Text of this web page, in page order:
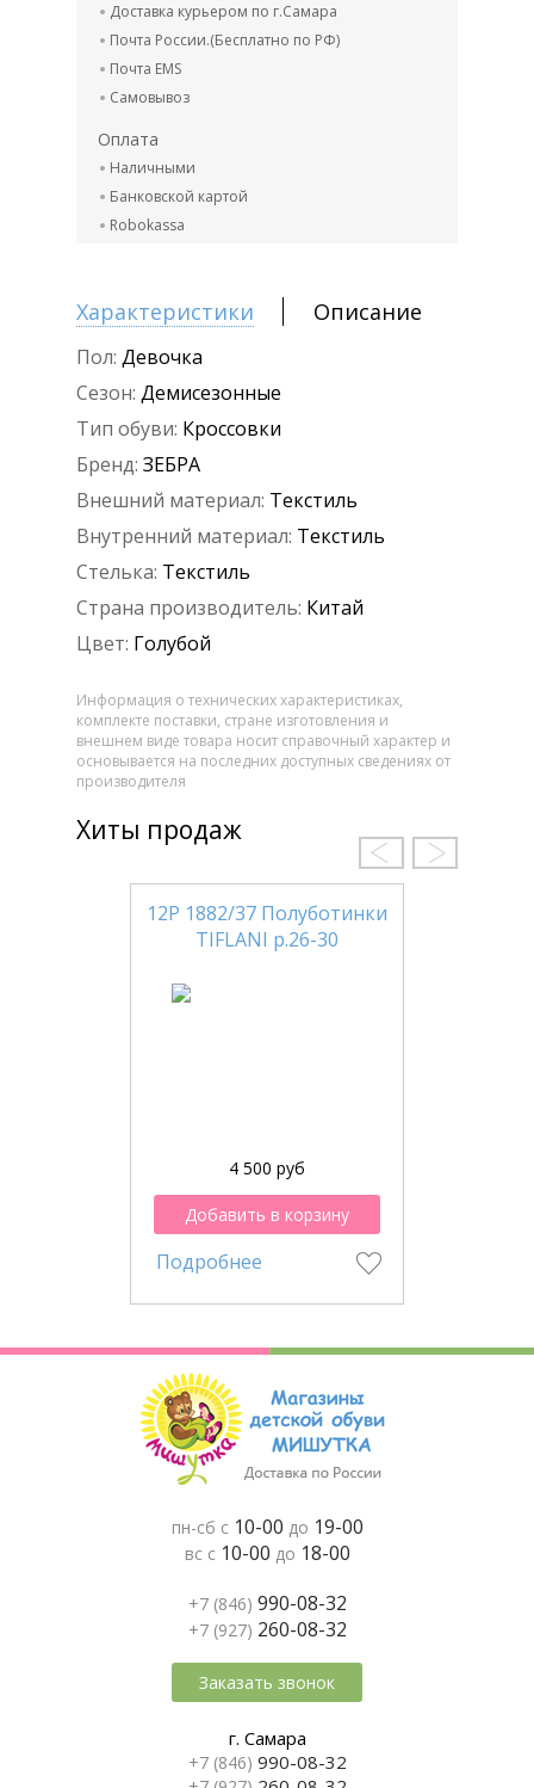
Доставка курьером по г.Самара
Почта России.(Бесплатно по РФ)
Почта EMS
Самовывоз
Оплата
Наличными
Банковской картой
Robokassa
Характеристики Описание
Пол: Девочка
Сезон: Демисезонные
Тип обуви: Кроссовки
Бренд: ЗЕБРА
Внешний материал: Текстиль
Внутренний материал: Текстиль
Стелька: Текстиль
Страна производитель: Китай
Цвет: Голубой
Информация о технических характеристиках,
комплекте поставки, стране изготовления и
внешнем виде товара носит справочный характер и
основывается на последних доступных сведениях от
производителя
Хиты продаж
12Р 1882/37 Полуботинки
TIFLANI р.26-30
4 500 руб
Добавить в корзину
Подробнее
пн-сб с 10-00 до 19-00
вс с 10-00 до 18-00
+7 (846) 990-08-32
+7 (927) 260-08-32
Заказать звонок
г. Самара
+7 (846) 990-08-32